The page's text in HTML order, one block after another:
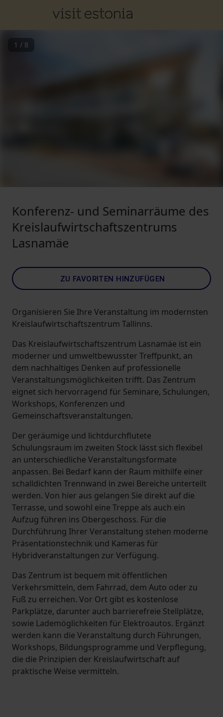
1 / 8
Konferenz- und Seminarräume des
Kreislaufwirtschaftszentrums
Lasnamäe
ZU FAVORITEN HINZUFÜGEN
Organisieren Sie Ihre Veranstaltung im modernsten
Kreislaufwirtschaftszentrum Tallinns.
Das Kreislaufwirtschaftszentrum Lasnamäe ist ein
moderner und umweltbewusster Treffpunkt, an
dem nachhaltiges Denken auf professionelle
Veranstaltungsmöglichkeiten trifft. Das Zentrum
eignet sich hervorragend für Seminare, Schulungen,
Workshops, Konferenzen und
Gemeinschaftsveranstaltungen.
Der geräumige und lichtdurchflutete
Schulungsraum im zweiten Stock lässt sich flexibel
an unterschiedliche Veranstaltungsformate
anpassen. Bei Bedarf kann der Raum mithilfe einer
schalldichten Trennwand in zwei Bereiche unterteilt
werden. Von hier aus gelangen Sie direkt auf die
Terrasse, und sowohl eine Treppe als auch ein
Aufzug führen ins Obergeschoss. Für die
Durchführung Ihrer Veranstaltung stehen moderne
Präsentationstechnik und Kameras für
Hybridveranstaltungen zur Verfügung.
Das Zentrum ist bequem mit öffentlichen
Verkehrsmitteln, dem Fahrrad, dem Auto oder zu
Fuß zu erreichen. Vor Ort gibt es kostenlose
Parkplätze, darunter auch barrierefreie Stellplätze,
sowie Lademöglichkeiten für Elektroautos. Ergänzt
werden kann die Veranstaltung durch Führungen,
Workshops, Bildungsprogramme und Verpflegung,
die die Prinzipien der Kreislaufwirtschaft auf
praktische Weise vermitteln.